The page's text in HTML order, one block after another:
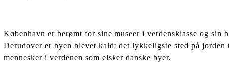
København er berømt for sine museer i verdensklasse og sin
Derudover er byen blevet kaldt det lykkeligste sted på
mennesker i verdenen som elsker danske byer.